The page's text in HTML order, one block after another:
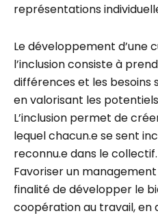
représentations
Le développement d’une
l’inclusion consiste à
différences et les besoins
en valorisant les
L’inclusion permet de
lequel chacun.e se sent
reconnu.e dans le collectif.
Favoriser un
finalité de développer le
coopération au travail, en